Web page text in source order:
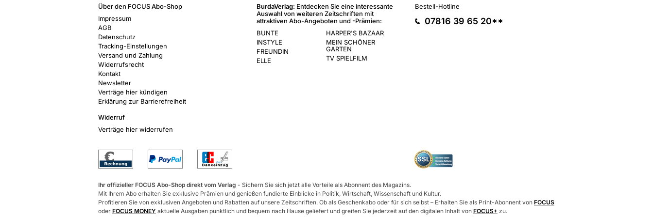
Über den FOCUS Abo-Shop
Impressum
AGB
Datenschutz
Tracking-Einstellungen
Versand und Zahlung
Widerrufsrecht
Kontakt
Newsletter
Verträge hier kündigen
Erklärung zur Barrierefreiheit
Widerruf
Verträge hier widerrufen
BurdaVerlag: Entdecken Sie eine interessante
Auswahl von weiteren Zeitschriften mit
attraktiven Abo-Angeboten und -Prämien:
BUNTE
INSTYLE
FREUNDIN
ELLE
HARPER'S BAZAAR
MEIN SCHÖNER
GARTEN
TV SPIELFILM
Bestell-Hotline
07816 39 65 20**
Ihr offizieller FOCUS Abo-Shop direkt vom Verlag - Sichern Sie sich jetzt alle Vorteile als Abonnent des Magazins.
Mit Ihrem Abo erhalten Sie exklusive Prämien und genießen fundierte Einblicke in Politik, Wirtschaft, Wissenschaft und Kultur.
Profitieren Sie von exklusiven Angeboten und Rabatten auf unsere Zeitschriften. Ob als Geschenkabo oder für sich selbst – Erhalten Sie als Print-Abonnent von FOCUS
oder FOCUS MONEY aktuelle Ausgaben pünktlich und bequem nach Hause geliefert und greifen Sie jederzeit auf den digitalen Inhalt von FOCUS+ zu.